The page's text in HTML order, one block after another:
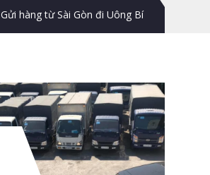
Gửi hàng từ Sài Gòn đi Uông Bí